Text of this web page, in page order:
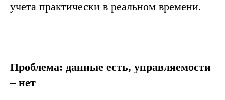
учета практически в реальном времени.
Проблема: данные есть, управляемости
– нет